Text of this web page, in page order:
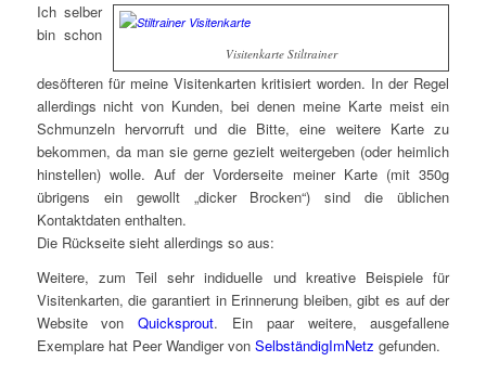
Visitenkarte Stiltrainer
Ich selber
bin schon
desöfteren für meine Visitenkarten kritisiert worden. In der Regel
allerdings nicht von Kunden, bei denen meine Karte meist ein
Schmunzeln hervorruft und die Bitte, eine weitere Karte zu
bekommen, da man sie gerne gezielt weitergeben (oder heimlich
hinstellen) wolle. Auf der Vorderseite meiner Karte (mit 350g
übrigens ein gewollt „dicker Brocken“) sind die üblichen
Kontaktdaten enthalten.
Die Rückseite sieht allerdings so aus:
Weitere, zum Teil sehr indiduelle und kreative Beispiele für
Visitenkarten, die garantiert in Erinnerung bleiben, gibt es auf der
Website vonQuicksprout. Ein paar weitere, ausgefallene
Exemplare hat Peer Wandiger von SelbständigImNetz gefunden.